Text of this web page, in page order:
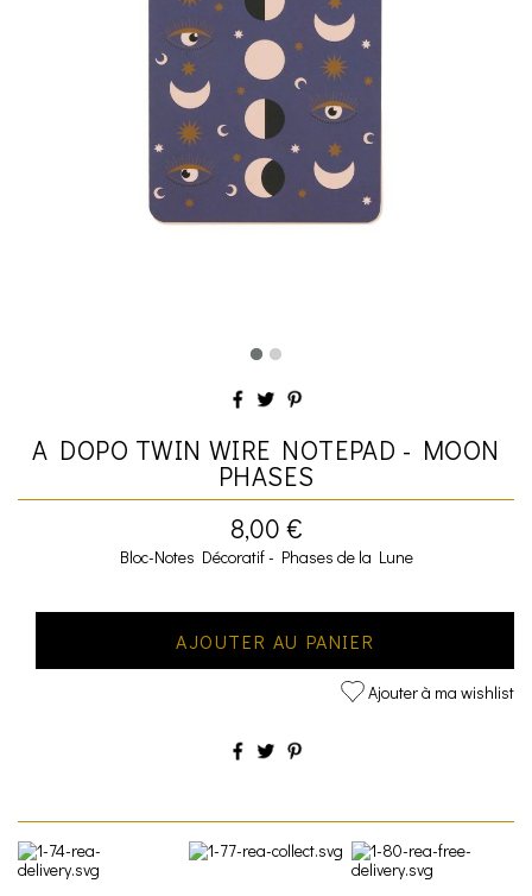
A DOPO TWIN WIRE NOTEPAD - MOON
PHASES
8,00 €
Bloc-Notes Décoratif - Phases de la Lune
AJOUTER AU PANIER
Ajouter à ma wishlist